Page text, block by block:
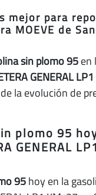
mejor para
MOEVE de
sin plomo 95en
GENERAL
la evolución de
plomo 95
GENERAL
95hoy en la